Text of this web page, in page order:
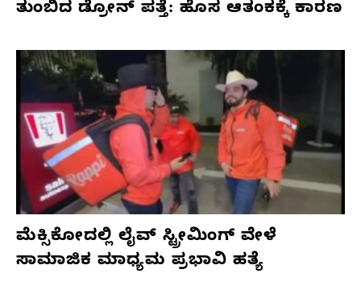
ತುಂಬಿದ ಡ್ರೋನ್ ಪತ್ತೆ: ಹೊಸ ಆತಂಕಕ್ಕೆ ಕಾರಣ
ಮೆಕ್ಸಿಕೋದಲ್ಲಿ ಲೈವ್ ಸ್ಟ್ರೀಮಿಂಗ್ ವೇಳೆ
ಸಾಮಾಜಿಕ ಮಾಧ್ಯಮ ಪ್ರಭಾವಿ ಹತ್ಯೆ